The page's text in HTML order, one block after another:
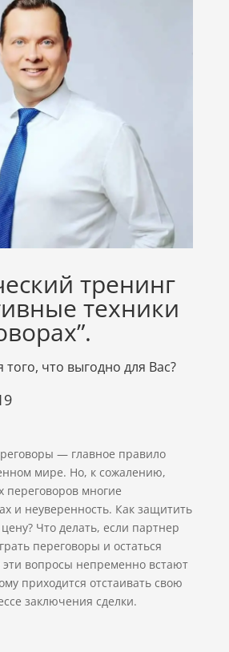
тренинг
техники
того, что выгодно для Вас?
— главное правило
мире. Но, к сожалению,
переговоров многие
и неуверенность. Как защитить
Что делать, если партнер
переговоры и остаться
вопросы непременно встают
приходится отстаивать свою
заключения сделки.